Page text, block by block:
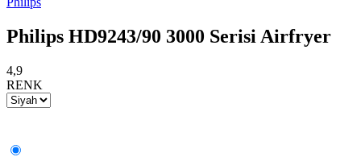
Philips HD9243/90 3000 Serisi Airfryer
4,9
RENK